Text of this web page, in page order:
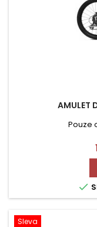
AMULET
Pouze

Sleva